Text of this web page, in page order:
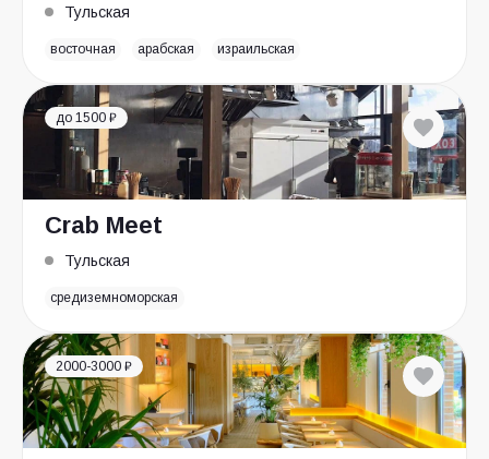
Тульская
восточная арабская израильская
до 1500 ₽
Crab Meet
Тульская
средиземноморская
2000-3000 ₽